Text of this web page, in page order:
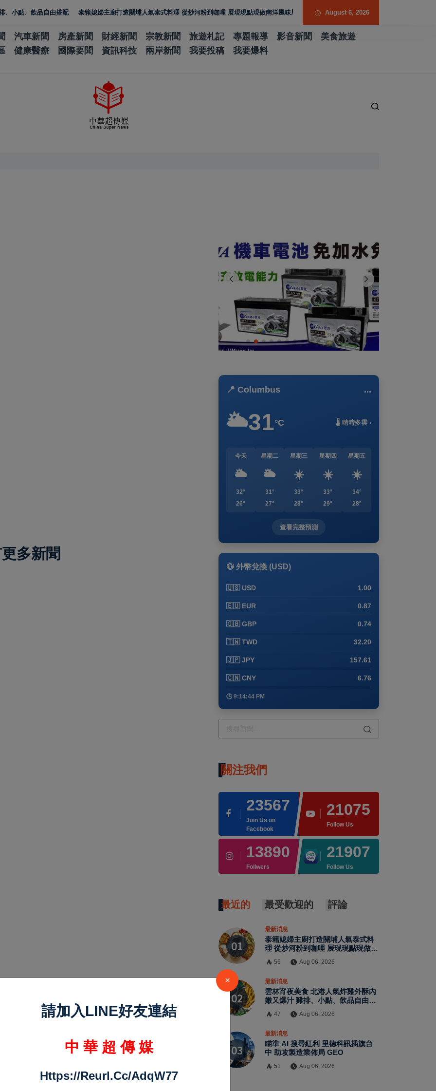
飲品自由搭配 泰籍媳婦主廚打造關埔人氣泰式料理 從炒河粉到咖哩 展現現點現做南洋風味層次 歷史厚度 光影流動 胡焱榮用「石說新語」重構當代
August 6, 2026
汽車新聞 房產新聞 財經新聞 宗教新聞 旅遊札記 專題報導 影音新聞
美食旅遊
健康醫療 國際要聞 資訊科技 兩岸新聞 我要投稿 我要爆料
多新聞
📍 Columbus ...
🌥️31°C 🌡️ 晴時多雲 ›
今天
🌥️
32°
26°
星期二
🌥️
31°
27°
星期三
☀️
33°
28°
星期四
☀️
33°
29°
星期五
☀️
34°
28°
查看完整預測
💱 外幣兌換 (USD)
🇺🇸 USD 1.00
🇪🇺 EUR 0.87
🇬🇧 GBP 0.74
🇹🇼 TWD 32.20
🇯🇵 JPY 157.61
🇨🇳 CNY 6.76
🕒 9:14:44 PM
關注我們
23567
Join Us on
Facebook
21075
Follow Us
13890
Follwers
21907
Follow Us
最近的 最受歡迎的 評論
最新消息
泰籍媳婦主廚打造關埔人氣泰式料
理 從炒河粉到咖哩 展現現點現做南
56 Aug 06, 2026
最新消息
雲林宵夜美食 北港人氣炸雞外酥內
嫩又爆汁 雞排、小點、飲品自由搭
47 Aug 06, 2026
最新消息
瞄準 AI 搜尋紅利 里德科訊插旗台
中 助攻製造業佈局 GEO
51 Aug 06, 2026
×
請加入LINE好友連結
中 華 超 傳 媒
Https://reurl.cc/adqW77